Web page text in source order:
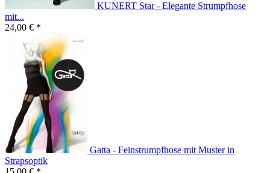
KUNERT Star - Elegante Strumpfhose
mit...
24,00 € *
Gatta - Feinstrumpfhose mit Muster in
Strapsoptik